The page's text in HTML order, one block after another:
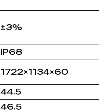
±3%
IP68
1722×1134×60
44.5
46.5